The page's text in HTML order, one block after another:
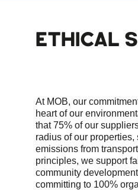
ETHICAL
At MOB, our
heart of our
that 75% of our
radius of our
emissions from
principles, we support
community
committing to 100%